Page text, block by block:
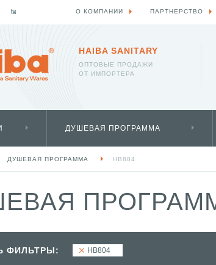
HAIBA SANITARY
ОПТОВЫЕ ПРОДАЖИ
ОТ ИМПОРТЕРА
ДУШЕВАЯ ПРОГРАММА
ДУШЕВАЯ ПРОГРАММА HB804
ФИЛЬТРЫ: HB804
О КОМПАНИИ ПАРТНЕРСТВО